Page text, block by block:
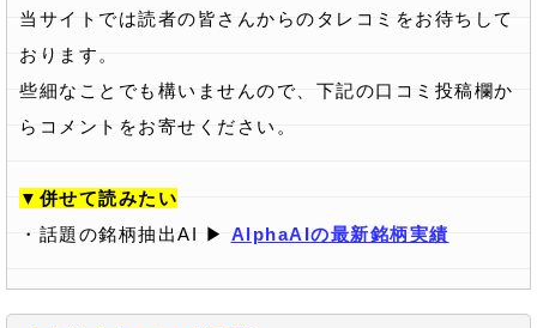
当サイトでは読者の皆さんからのタレコミをお待ちして
おります。
些細なことでも構いませんので、下記の口コミ投稿欄か
らコメントをお寄せください。
▼併せて読みたい
・話題の銘柄抽出AI ▶ AlphaAIの最新銘柄実績